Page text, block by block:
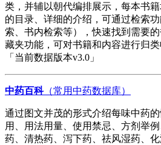
类，并辅以朝代编排展示，每本书
的目录、详细的介绍，可通过检索
索、书内检索等），快速找到需要
藏夹功能，可对书籍和内容进行归类
「当前数据版本v3.0」
中药百科（常用中药数据库）
通过图文并茂的形式介绍每味中药
用、用法用量、使用禁忌、方剂举
药、清热药、泻下药、祛风湿药、